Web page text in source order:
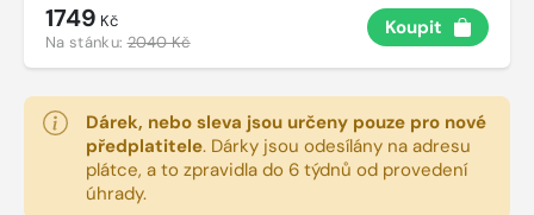
1749 Kč
Na stánku:2040 Kč
Koupit
Dárek, nebo sleva jsou určeny pouze pro nové
předplatitele. Dárky jsou odesílány na adresu
plátce, a to zpravidla do 6 týdnů od provedení
úhrady.